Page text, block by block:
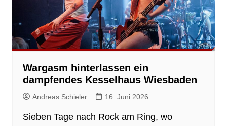
Wargasm hinterlassen ein
dampfendes Kesselhaus Wiesbaden
Andreas Schieler 16. Juni 2026
Sieben Tage nach Rock am Ring, wo